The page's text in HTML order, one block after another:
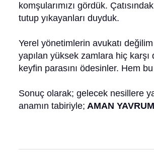
komşularımızı gördük.
tutup yıkayanları duyduk.
Yerel yönetimlerin avukatı
yapılan yüksek zamlara hiç karşı
keyfin parasını ödesinler. Hem
Sonuç olarak; gelecek nesillere
anamın tabiriyle; AMAN